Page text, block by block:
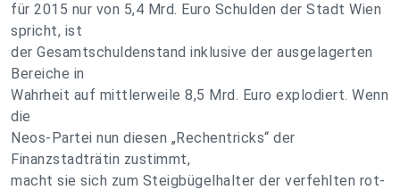
für 2015 nur von 5,4 Mrd. Euro Schulden der Stadt Wien
spricht, ist
der Gesamtschuldenstand inklusive der ausgelagerten
Bereiche in
Wahrheit auf mittlerweile 8,5 Mrd. Euro explodiert. Wenn
die
Neos-Partei nun diesen „Rechentricks“ der
Finanzstadträtin zustimmt,
macht sie sich zum Steigbügelhalter der verfehlten rot-